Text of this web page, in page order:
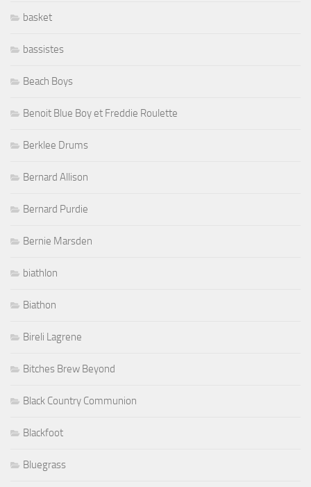
basket
bassistes
Beach Boys
Benoit Blue Boy et Freddie Roulette
Berklee Drums
Bernard Allison
Bernard Purdie
Bernie Marsden
biathlon
Biathon
Bireli Lagrene
Bitches Brew Beyond
Black Country Communion
Blackfoot
Bluegrass